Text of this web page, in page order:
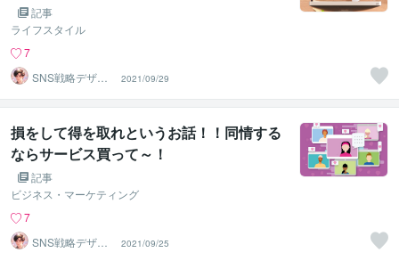
記事
ライフスタイル
7
SNS戦略デザイ
ン｜ケイ
2021/09/29
損をして得を取れというお話！！同情する
ならサービス買って～！
記事
ビジネス・マーケティング
7
SNS戦略デザイ
ン｜ケイ
2021/09/25